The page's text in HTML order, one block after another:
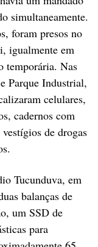
simultaneamente.
foram presos no
igualmente em
temporária. Nas
Parque Industrial,
celulares,
cadernos com
de drogas
Tucunduva, em
balanças de
um SSD de
para